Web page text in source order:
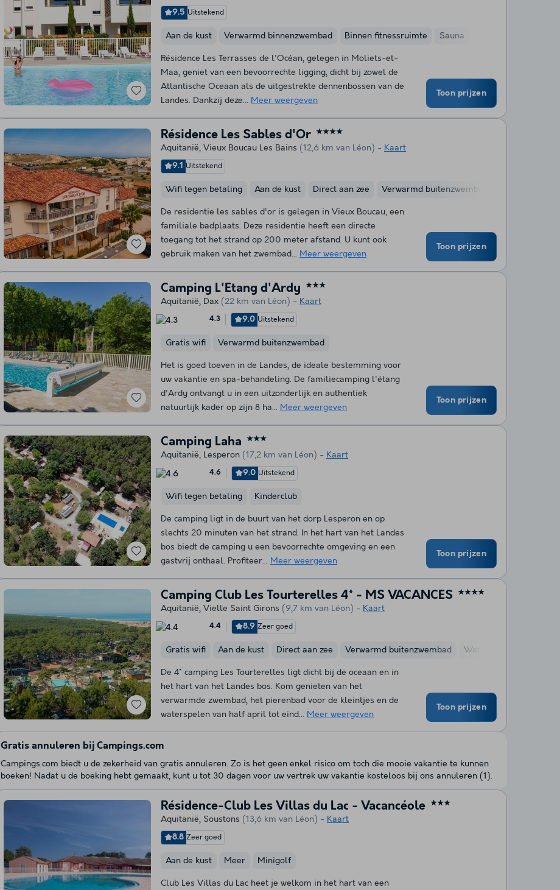
9.5 Uitstekend
Aan de kust Verwarmd binnenzwembad Binnen fitnessruimte Sauna
Résidence Les Terrasses de l'Océan, gelegen in Moliets-et-
Maa, geniet van een bevoorrechte ligging, dicht bij zowel de
Atlantische Oceaan als de uitgestrekte dennenbossen van de
Landes. Dankzij deze... Meer weergeven
Toon prijzen
Résidence Les Sables d'Or ★★★★
Aquitanië, Vieux Boucau Les Bains (12,6 km van Léon)
Kaart
9.1 Uitstekend
Wifi tegen betaling Aan de kust Direct aan zee Verwarmd buitenzwembad
De residentie les sables d'or is gelegen in Vieux Boucau, een
familiale badplaats. Deze residentie heeft een directe
toegang tot het strand op 200 meter afstand. U kunt ook
gebruik maken van het zwembad... Meer weergeven
Toon prijzen
Camping L'Etang d'Ardy ★★★
Aquitanië, Dax (22 km van Léon) Kaart
4.3 9.0 Uitstekend
Gratis wifi Verwarmd buitenzwembad
Het is goed toeven in de Landes, de ideale bestemming voor
uw vakantie en spa-behandeling. De familiecamping l'étang
d'Ardy ontvangt u in een uitzonderlijk en authentiek
natuurlijk kader op zijn 8 ha... Meer weergeven
Toon prijzen
Camping Laha ★★★
Aquitanië, Lesperon (17,2 km van Léon) Kaart
4.6 9.0 Uitstekend
Wifi tegen betaling Kinderclub
De camping ligt in de buurt van het dorp Lesperon en op
slechts 20 minuten van het strand. In het hart van het Landes
bos biedt de camping u een bevoorrechte omgeving en een
gastvrij onthaal. Profiteer... Meer weergeven
Toon prijzen
Camping Club Les Tourterelles 4* - MS VACANCES ★★★★
Aquitanië, Vielle Saint Girons (9,7 km van Léon) Kaart
4.4 8.9 Zeer goed
Gratis wifi Aan de kust Direct aan zee Verwarmd buitenzwembad Waterglijbanen
De 4* camping Les Tourterelles ligt dicht bij de oceaan en in
het hart van het Landes bos. Kom genieten van het
verwarmde zwembad, het pierenbad voor de kleintjes en de
waterspelen van half april tot eind... Meer weergeven
Toon prijzen
Résidence-Club Les Villas du Lac - Vacancéole ★★★
Aquitanië, Soustons (13,6 km van Léon)
Kaart
8.8 Zeer goed
Aan de kust Meer Minigolf
Club Les Villas du Lac heet je welkom in het hart van een
Gratis annuleren bij Campings.com
Campings.com biedt u de zekerheid van gratis annuleren. Zo is het geen enkel risico om toch die mooie vakantie te kunnen
boeken! Nadat u de boeking hebt gemaakt, kunt u tot 30 dagen voor uw vertrek uw vakantie kosteloos bij ons annuleren (1).